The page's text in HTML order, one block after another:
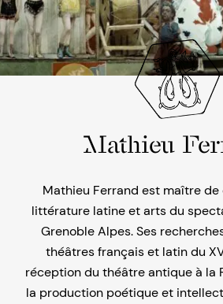
Mathieu
Mathieu Ferrand est maître de
littérature latine et arts du
Grenoble Alpes. Ses
théâtres français et latin du
réception du théâtre antique à la
la production poétique et